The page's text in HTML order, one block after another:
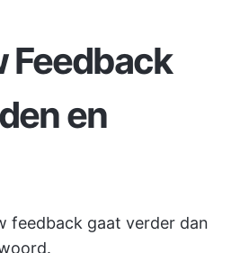
Feedback
en
feedback gaat verder dan